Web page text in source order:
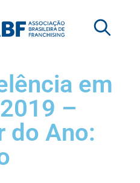
em
–
do Ano: